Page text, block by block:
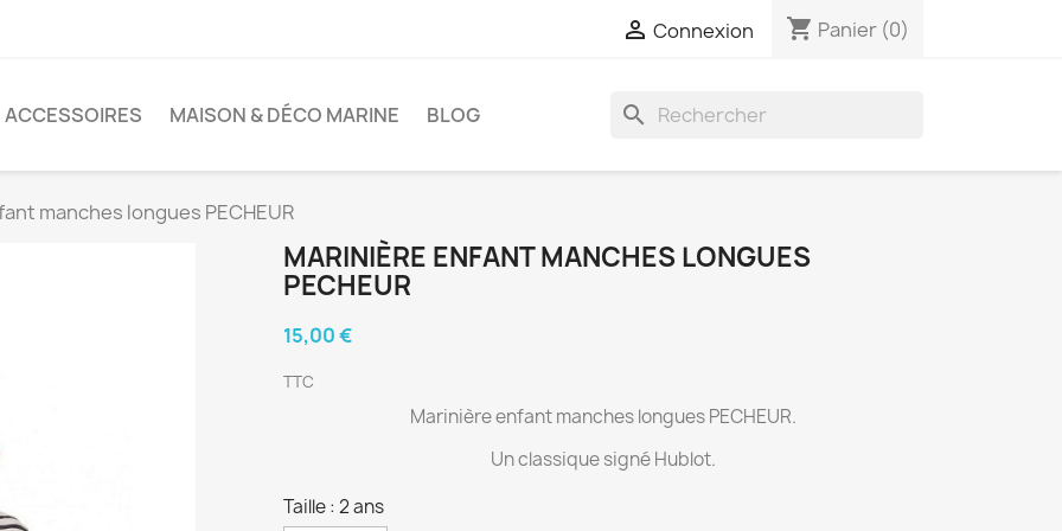
 Connexion shopping_cart Panier (0)
ACCESSOIRES MAISON & DÉCO MARINE BLOG search
manches longues PECHEUR
MARINIÈRE ENFANT MANCHES LONGUES
PECHEUR
15,00 €
TTC
Marinière enfant manches longues PECHEUR.
Un classique signé Hublot.
Taille : 2 ans